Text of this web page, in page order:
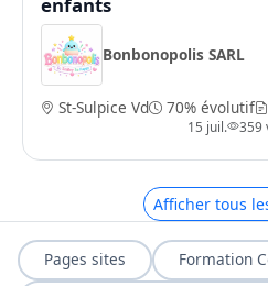
Bonbonopolis SARL
St-Sulpice Vd 70% évolutif
15 juil. 359
Afficher tous
Pages sites Formation